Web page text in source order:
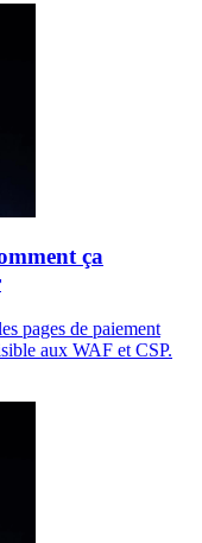
ça
pages de paiement
aux WAF et CSP.